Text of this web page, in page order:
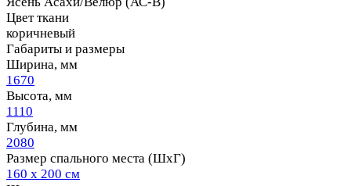
Цвет ткани
коричневый
Габариты и размеры
Ширина, мм
1670
Высота, мм
1110
Глубина, мм
2080
Размер спального места (ШхГ)
160 х 200 см